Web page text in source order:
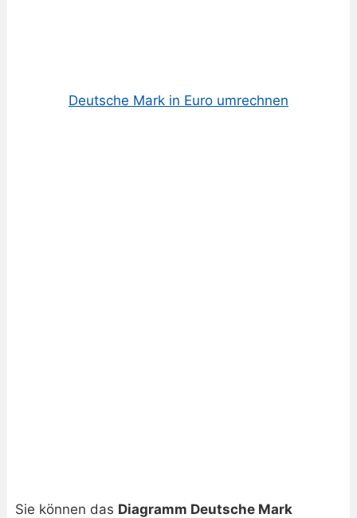
Deutsche Mark in Euro umrechnen
Sie können das Diagramm Deutsche Mark